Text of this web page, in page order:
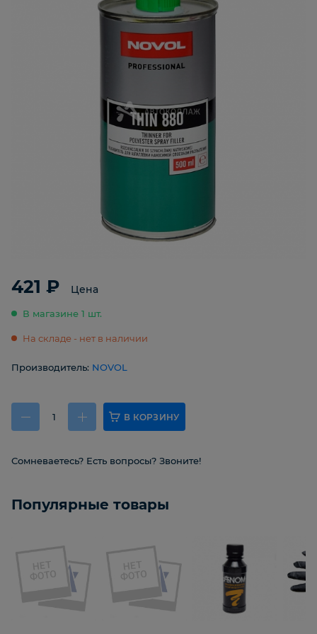
421 ₽ Цена
В магазине 1 шт.
На складе - нет в наличии
Производитель: NOVOL
В КОРЗИНУ
Сомневаетесь? Есть вопросы? Звоните!
Популярные товары